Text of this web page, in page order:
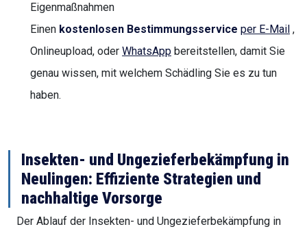
Eigenmaßnahmen
Einen kostenlosen Bestimmungsservice per E-Mail ,
Onlineupload, oder WhatsApp bereitstellen, damit Sie
genau wissen, mit welchem Schädling Sie es zu tun
haben.
Insekten- und Ungezieferbekämpfung in
Neulingen: Effiziente Strategien und
nachhaltige Vorsorge
Der Ablauf der Insekten- und Ungezieferbekämpfung in